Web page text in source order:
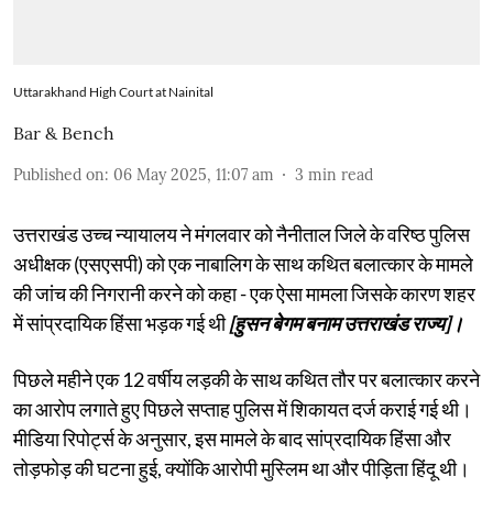
Uttarakhand High Court at Nainital
Bar & Bench
Published on: 06 May 2025, 11:07 am 3 min read
उत्तराखंड उच्च न्यायालय ने मंगलवार को नैनीताल जिले के वरिष्ठ पुलिस
अधीक्षक (एसएसपी) को एक नाबालिग के साथ कथित बलात्कार के मामले
की जांच की निगरानी करने को कहा - एक ऐसा मामला जिसके कारण शहर
में सांप्रदायिक हिंसा भड़क गई थी[हुसन बेगम बनाम उत्तराखंड राज्य]।
पिछले महीने एक 12 वर्षीय लड़की के साथ कथित तौर पर बलात्कार करने
का आरोप लगाते हुए पिछले सप्ताह पुलिस में शिकायत दर्ज कराई गई थी।
मीडिया रिपोर्ट्स के अनुसार, इस मामले के बाद सांप्रदायिक हिंसा और
तोड़फोड़ की घटना हुई, क्योंकि आरोपी मुस्लिम था और पीड़िता हिंदू थी।